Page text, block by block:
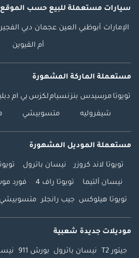
سيارات مستعملة للبيع حسب الموقع
الإمارات أبوظبي العين عجمان دبي
أم القيوين
مستعملة الماركة المشهورة
تويوتا مرسيدس بنزنسياملكزس بي ام
شيفروليه متسوبيشي
مستعملة الموديل المشهورة
تويوتا لاند كروزر نيسان باترول
نيسان ألتيما تويوتا راف 4 فورد
تويوتا هيلوكس جيب رانجلر متسوبيشي
موديلات جديدة شعبية
جيتور T2 نيسان باترول بورش 911